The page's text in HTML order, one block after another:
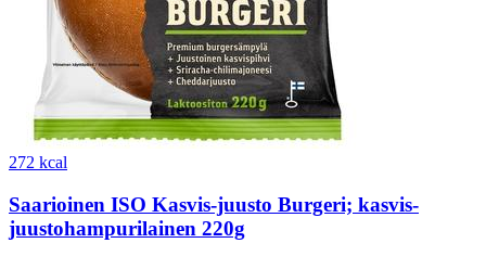
272 kcal
Saarioinen ISO Kasvis-juusto Burgeri; kasvis-
juustohampurilainen 220g